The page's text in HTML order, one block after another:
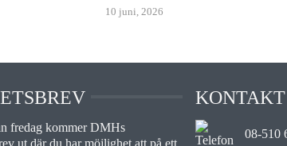
10 juni, 2026
fredag kommer DMHs
KONTAKT
08-510